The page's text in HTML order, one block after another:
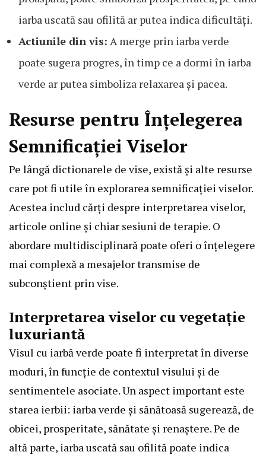
iarba uscată sau ofilită ar putea indica dificultăți.
Actiunile din vis: A merge prin iarba verde
poate sugera progres, în timp ce a dormi în iarba
verde ar putea simboliza relaxarea și pacea.
Resurse pentru Înțelegerea
Semnificației Viselor
Pe lângă dictionarele de vise, există și alte resurse
care pot fi utile în explorarea semnificației viselor.
Acestea includ cărți despre interpretarea viselor,
articole online și chiar sesiuni de terapie. O
abordare multidisciplinară poate oferi o înțelegere
mai complexă a mesajelor transmise de
subconștient prin vise.
Interpretarea viselor cu vegetație
luxuriantă
Visul cu iarbă verde poate fi interpretat în diverse
moduri, în funcție de contextul visului și de
sentimentele asociate. Un aspect important este
starea ierbii: iarba verde și sănătoasă sugerează, de
obicei, prosperitate, sănătate și renaștere. Pe de
altă parte, iarba uscată sau ofilită poate indica